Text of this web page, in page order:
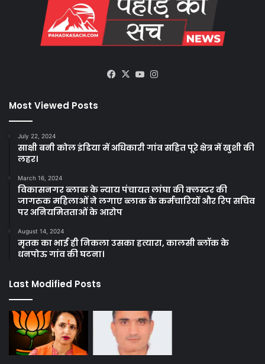
Facebook
X YouTube
Most Viewed Posts
July 22, 2024
साक्षी बनी कोल इंडिया में अधिकारी गांव सहित पूरे क्षेत्र में खुशी की
लहर।
March 16, 2024
विकासनगर ब्लाक के न्याय पंचायत लांघा की क्लस्टर की
जागरुक महिलाओं ने लगाए ब्लाक के कर्मचारियों और रिप सचिव
पर अनियमितताओं के आरोप
August 14, 2024
मृतक का भाई ही निकला उसका हत्यारा, कालसी ब्लॉक के
धनपोऊ गांव की घटना।
Last Modified Posts